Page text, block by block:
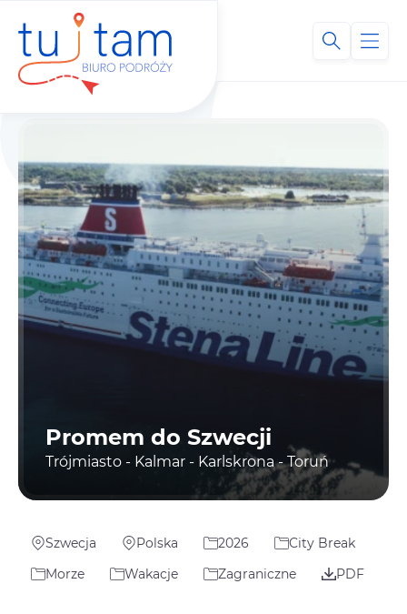
Promem do Szwecji
Trójmiasto - Kalmar - Karlskrona - Toruń
Szwecja Polska 2026
City Break
Morze
Wakacje Zagraniczne PDF